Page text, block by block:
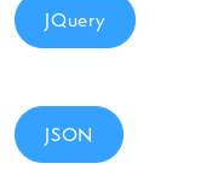
JQuery
JSON